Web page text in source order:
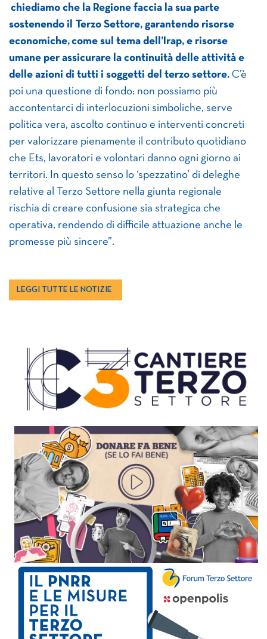
chiediamo che la Regione faccia la sua parte
sostenendo il Terzo Settore, garantendo risorse
economiche, come sul tema dell’Irap, e risorse
umane per assicurare la continuità delle attività e
delle azioni di tutti i soggetti del terzo settore. C’è
poi una questione di fondo: non possiamo più
accontentarci di interlocuzioni simboliche, serve
politica vera, ascolto continuo e interventi concreti
per valorizzare pienamente il contributo quotidiano
che Ets, lavoratori e volontari danno ogni giorno ai
territori. In questo senso lo ‘spezzatino’ di deleghe
relative al Terzo Settore nella giunta regionale
rischia di creare confusione sia strategica che
operativa, rendendo di difficile attuazione anche le
promesse più sincere”.
LEGGI TUTTE LE NOTIZIE